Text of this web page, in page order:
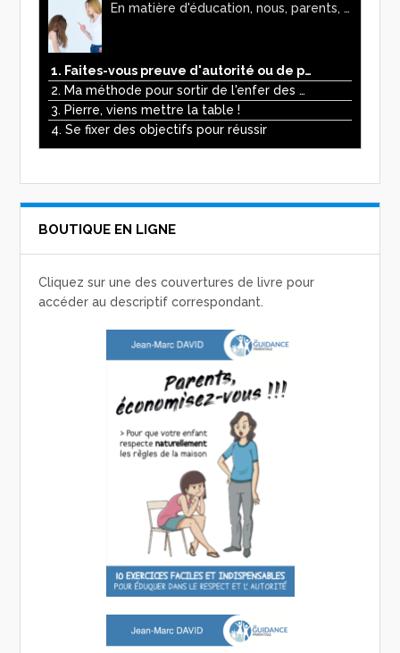
En matière d'éducation, nous, parents, avons l'impression de faire preuve d'autorité. Mais n'est-ce pas, parfois, plutôt un jeu de pouvoir ? Ce podcast vous permettra d'y voir plus clair !
1. Faites-vous preuve d'autorité ou de pouvoir avec vos enfants ?
2. Ma méthode pour sortir de l'enfer des écrans
3. Pierre, viens mettre la table !
4. Se fixer des objectifs pour réussir
BOUTIQUE EN LIGNE
Cliquez sur une des couvertures de livre pour
accéder au descriptif correspondant.